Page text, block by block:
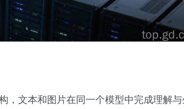
，文本和图片在同一个模型中完成理解